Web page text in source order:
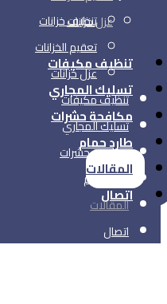
عزل خزانات
تنظيف مكيفات
تسليك المجاري
مكافحة حشرات
طارد حمام
المقالات
اتصال
تنظيف خزانات
تعقيم الخزانات
عزل خزانات
تنظيف مكيفات
تسليك المجاري
مكافحة حشرات
طارد حمام
المقالات
اتصال